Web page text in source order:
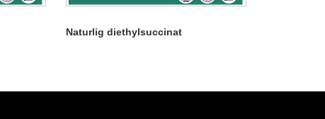
Naturlig diethylsuccinat